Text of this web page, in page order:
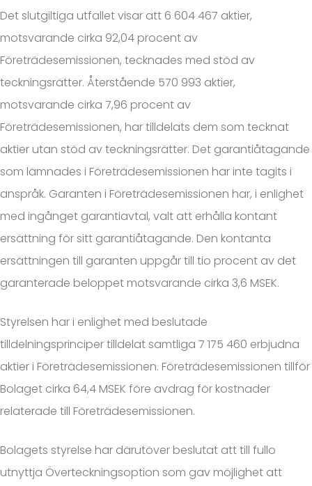
Det slutgiltiga utfallet visar att 6 604 467 aktier,
motsvarande cirka 92,04 procent av
Företrädesemissionen, tecknades med stöd av
teckningsrätter. Återstående 570 993 aktier,
motsvarande cirka 7,96 procent av
Företrädesemissionen, har tilldelats dem som tecknat
aktier utan stöd av teckningsrätter. Det garantiåtagande
som lämnades i Företrädesemissionen har inte tagits i
anspråk. Garanten i Företrädesemissionen har, i enlighet
med ingånget garantiavtal, valt att erhålla kontant
ersättning för sitt garantiåtagande. Den kontanta
ersättningen till garanten uppgår till tio procent av det
garanterade beloppet motsvarande cirka 3,6 MSEK.
Styrelsen har i enlighet med beslutade
tilldelningsprinciper tilldelat samtliga 7 175 460 erbjudna
aktier i Företrädesemissionen. Företrädesemissionen tillför
Bolaget cirka 64,4 MSEK före avdrag för kostnader
relaterade till Företrädesemissionen.
Bolagets styrelse har därutöver beslutat att till fullo
utnyttja Överteckningsoption som gav möjlighet att